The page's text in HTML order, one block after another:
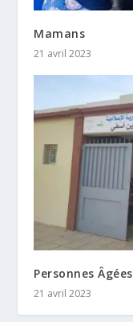
Mamans
21 avril 2023
Personnes Âgées
21 avril 2023